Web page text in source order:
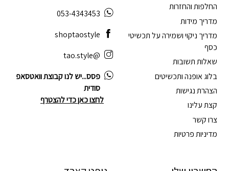
החלפות והחזרות
מדריך מידות
מדריך ניקוי ושמירה על תכשיטי
כסף
שאלות תשובות
בלוג אופנה ותכשיטים
הצהרת נגישות
קצת עלינו
צרו קשר
מדיניות פרטיות
053-4343453
shoptaostyle
@tao.style
פסס...יש לנו קבוצת וואטסאפ
סודית
לחצו כאן כדי להצטרף